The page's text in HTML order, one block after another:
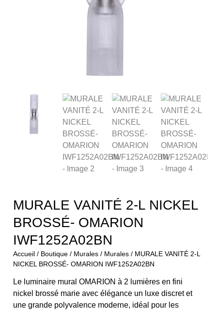
MURALE VANITÉ 2-L NICKEL
BROSSÉ- OMARION
IWF1252A02BN
Accueil/ Boutique/ Murales/ Murales/ MURALE VANITÉ 2-L
NICKEL BROSSÉ- OMARION IWF1252A02BN
Le luminaire mural OMARION à 2 lumières en fini
nickel brossé marie avec élégance un luxe discret et
une grande polyvalence moderne, idéal pour les